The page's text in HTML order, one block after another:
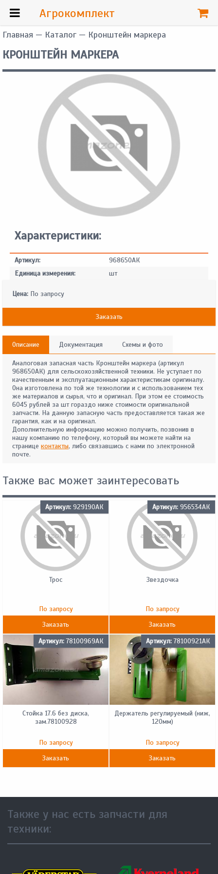
Главная — Каталог — Кронштейн маркера
КРОНШТЕЙН МАРКЕРА
Характеристики:
Артикул:
968650АК
Единица измерения:
шт
Цена: По запросу
Заказать
Описание Документация Схемы и фото
Аналоговая запасная часть Кронштейн маркера (артикул
968650АК) для сельскохозяйственной техники. Не уступает по
качественным и эксплуатационным характеристикам оригиналу.
Она изготовлена по той же технологии и с использованием тех
же материалов и сырья, что и оригинал. При этом ее стоимость
6045 рублей за шт гораздо ниже стоимости оригинальной
запчасти. На данную запасную часть предоставляется такая же
гарантия, как и на оригинал.
Дополнительную информацию можно получить, позвонив в
нашу компанию по телефону, который вы можете найти на
странице контакты, либо связавшись с нами по электронной
почте.
Также вас может заинтересовать
Артикул: 929190АК
Трос
По запросу
Заказать
Артикул: 956534АК
Звездочка
По запросу
Заказать
Артикул:78100969АК
Стойка 17.6 без диска,
зам.78100928
По запросу
Заказать
Артикул:78100921АК
Держатель регулируемый (ниж,
120мм)
По запросу
Заказать
Также у нас есть запчасти для
техники:
Агрокомплект